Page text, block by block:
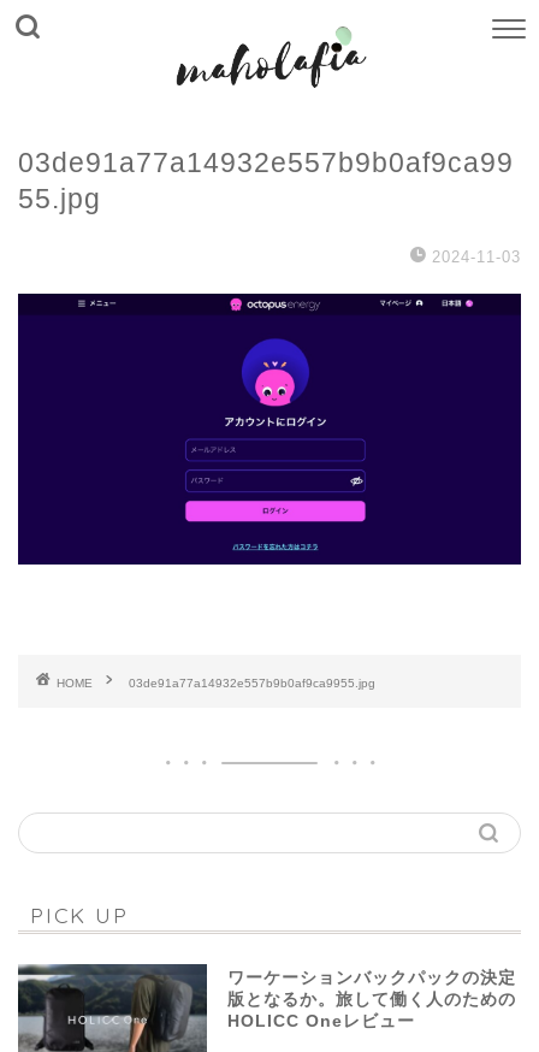
03de91a77a14932e557b9b0af9ca99
55.jpg
2024-11-03
HOME 03de91a77a14932e557b9b0af9ca9955.jpg
PICK UP
ワーケーションバックパックの決定
版となるか。旅して働く人のための
HOLICC Oneレビュー